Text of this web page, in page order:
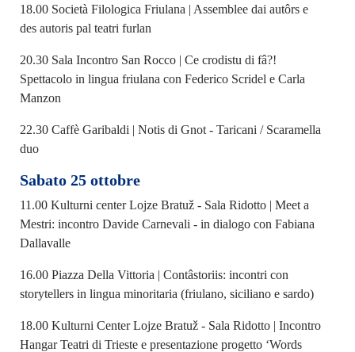
18.00 Società Filologica Friulana | Assemblee dai autôrs e
des autoris pal teatri furlan
20.30 Sala Incontro San Rocco | Ce crodistu di fâ?!
Spettacolo in lingua friulana con Federico Scridel e Carla
Manzon
22.30 Caffè Garibaldi | Notis di Gnot - Taricani / Scaramella
duo
Sabato 25 ottobre
11.00 Kulturni center Lojze Bratuž - Sala Ridotto | Meet a
Mestri: incontro Davide Carnevali - in dialogo con Fabiana
Dallavalle
16.00 Piazza Della Vittoria | Contâstoriis: incontri con
storytellers in lingua minoritaria (friulano, siciliano e sardo)
18.00 Kulturni Center Lojze Bratuž - Sala Ridotto | Incontro
Hangar Teatri di Trieste e presentazione progetto ‘Words